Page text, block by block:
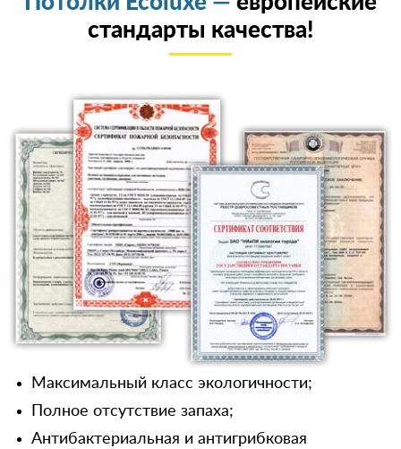
стандарты качества!
Максимальный класс экологичности;
Полное отсутствие запаха;
Антибактериальная и антигрибковая